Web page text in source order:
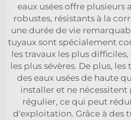
eaux usées offre plusieurs
robustes, résistants à la
une durée de vie
tuyaux sont spécialement
les travaux les plus
les plus sévères. De plus,
des eaux usées de haute
installer et ne nécessitent
régulier, ce qui peut
d'exploitation. Grâce à des